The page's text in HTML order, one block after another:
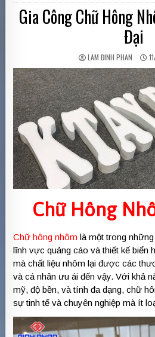
Gia Công Chữ Hông
Đại
AUTHOR:
LAM ĐINH PHAN
Chữ Hông
Chữ hông nhôm là một trong
lĩnh vực quảng cáo và thiết kế biển
mà chất liệu nhôm lại được các
và cá nhân ưu ái đến vậy. Với khả
mỹ, độ bền, và tính đa dạng, chữ
sự tinh tế và chuyên nghiệp mà ít